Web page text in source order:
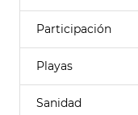
Participación
Playas
Sanidad